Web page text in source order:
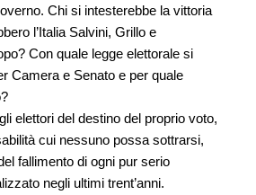
Chi si intesterebbe la vittoria
l’Italia Salvini, Grillo e
Con quale legge elettorale si
Camera e Senato e per quale
elettori del destino del proprio voto,
cui nessuno possa sottrarsi,
fallimento di ogni pur serio
negli ultimi trent’anni.